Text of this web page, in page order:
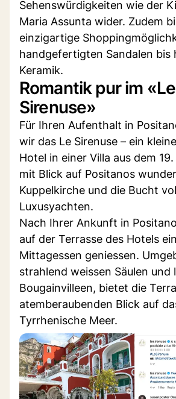
Sehenswürdigkeiten wie der
Maria Assunta wider. Zudem
einzigartige
handgefertigten Sandalen bis
Keramik.
Romantik pur im «Le
Sirenuse»
Für Ihren Aufenthalt in
wir das Le Sirenuse – ein
Hotel in einer Villa aus dem
mit Blick auf Positanos
Kuppelkirche und die Bucht
Luxusyachten.
Nach Ihrer Ankunft in
auf der Terrasse des Hotels
Mittagessen geniessen.
strahlend weissen Säulen und
Bougainvilleen, bietet die
atemberaubenden Blick auf
Tyrrhenische Meer.